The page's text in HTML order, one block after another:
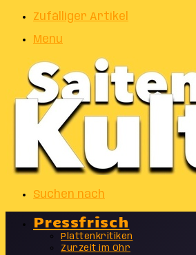
Zufälliger Artikel
Menu
Suchen nach
Pressfrisch
Plattenkritiken
Zurzeit im Ohr